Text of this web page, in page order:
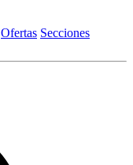
Ofertas Secciones